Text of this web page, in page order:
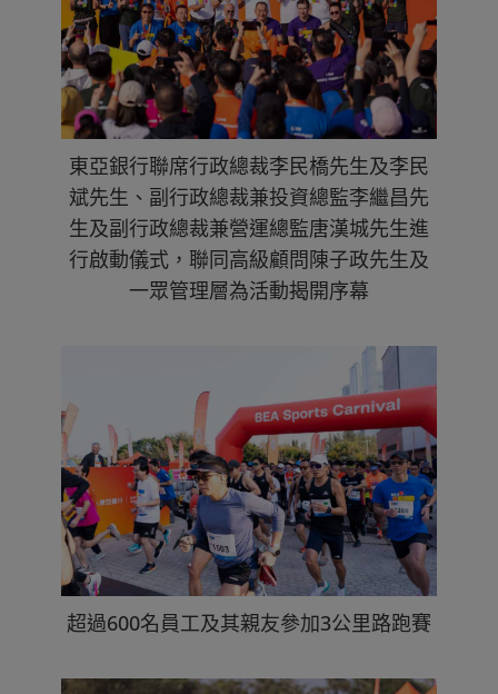
東亞銀行聯席行政總裁李民橋先生及李民
斌先生、副行政總裁兼投資總監李繼昌先
生及副行政總裁兼營運總監唐漢城先生進
行啟動儀式，聯同高級顧問陳子政先生及
一眾管理層為活動揭開序幕
超過600名員工及其親友參加3公里路跑賽